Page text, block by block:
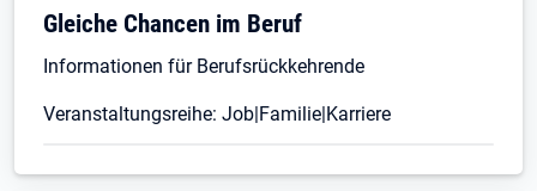
Öffnet in neuem Tab
Gleiche Chancen im Beruf
Informationen für Berufsrückkehrende
Veranstaltungsreihe: Job|Familie|Karriere